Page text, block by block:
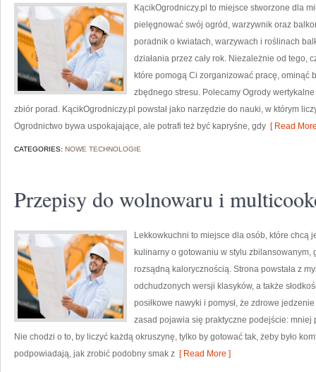
KącikOgrodniczy.pl to miejsce stworzone dla
pielęgnować swój ogród, warzywnik oraz
poradnik o kwiatach, warzywach i roślinach
działania przez cały rok. Niezależnie od tego,
które pomogą Ci zorganizować pracę, ominąć
zbędnego stresu. Polecamy Ogrody
zbiór porad. KącikOgrodniczy.pl powstał jako narzędzie do nauki, w którym
Ogrodnictwo bywa uspokajające, ale potrafi też być kapryśne, gdy [ Read
CATEGORIES: NOWE TECHNOLOGIE
Przepisy do wolnowaru i
Lekkowkuchni to miejsce dla osób, które chcą
kulinarny o gotowaniu w stylu zbilansowanym,
rozsądną kalorycznością. Strona powstała z
odchudzonych wersji klasyków, a także
posiłkowe nawyki i pomysł, że zdrowe
zasad pojawia się praktyczne podejście: mniej
Nie chodzi o to, by liczyć każdą okruszynę, tylko by gotować tak, żeby było
podpowiadają, jak zrobić podobny smak z [ Read More ]